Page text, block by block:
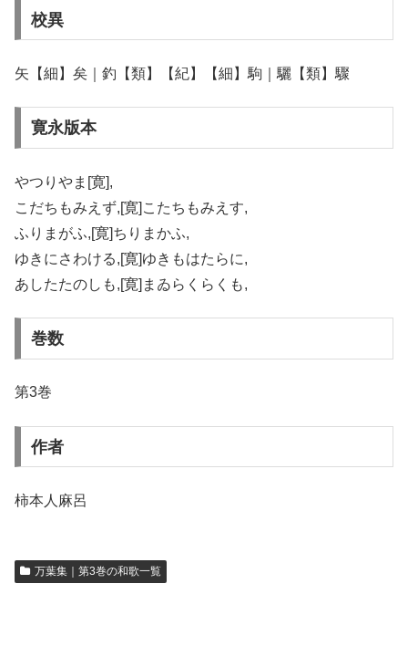
校異
矢【細】矣｜釣【類】【紀】【細】駒｜驪【類】驟
寛永版本
やつりやま[寛],
こだちもみえず,[寛]こたちもみえす,
ふりまがふ,[寛]ちりまかふ,
ゆきにさわける,[寛]ゆきもはたらに,
あしたたのしも,[寛]まゐらくらくも,
巻数
第3巻
作者
柿本人麻呂
万葉集｜第3巻の和歌一覧